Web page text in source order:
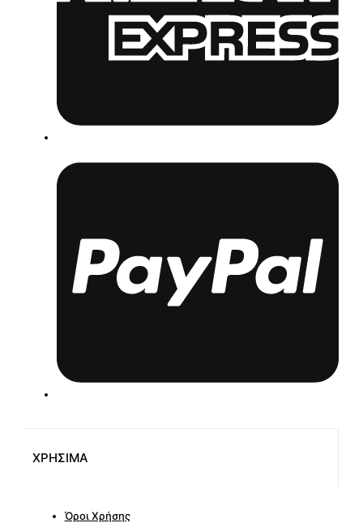
ΧΡΗΣΙΜΑ
Όροι Χρήσης